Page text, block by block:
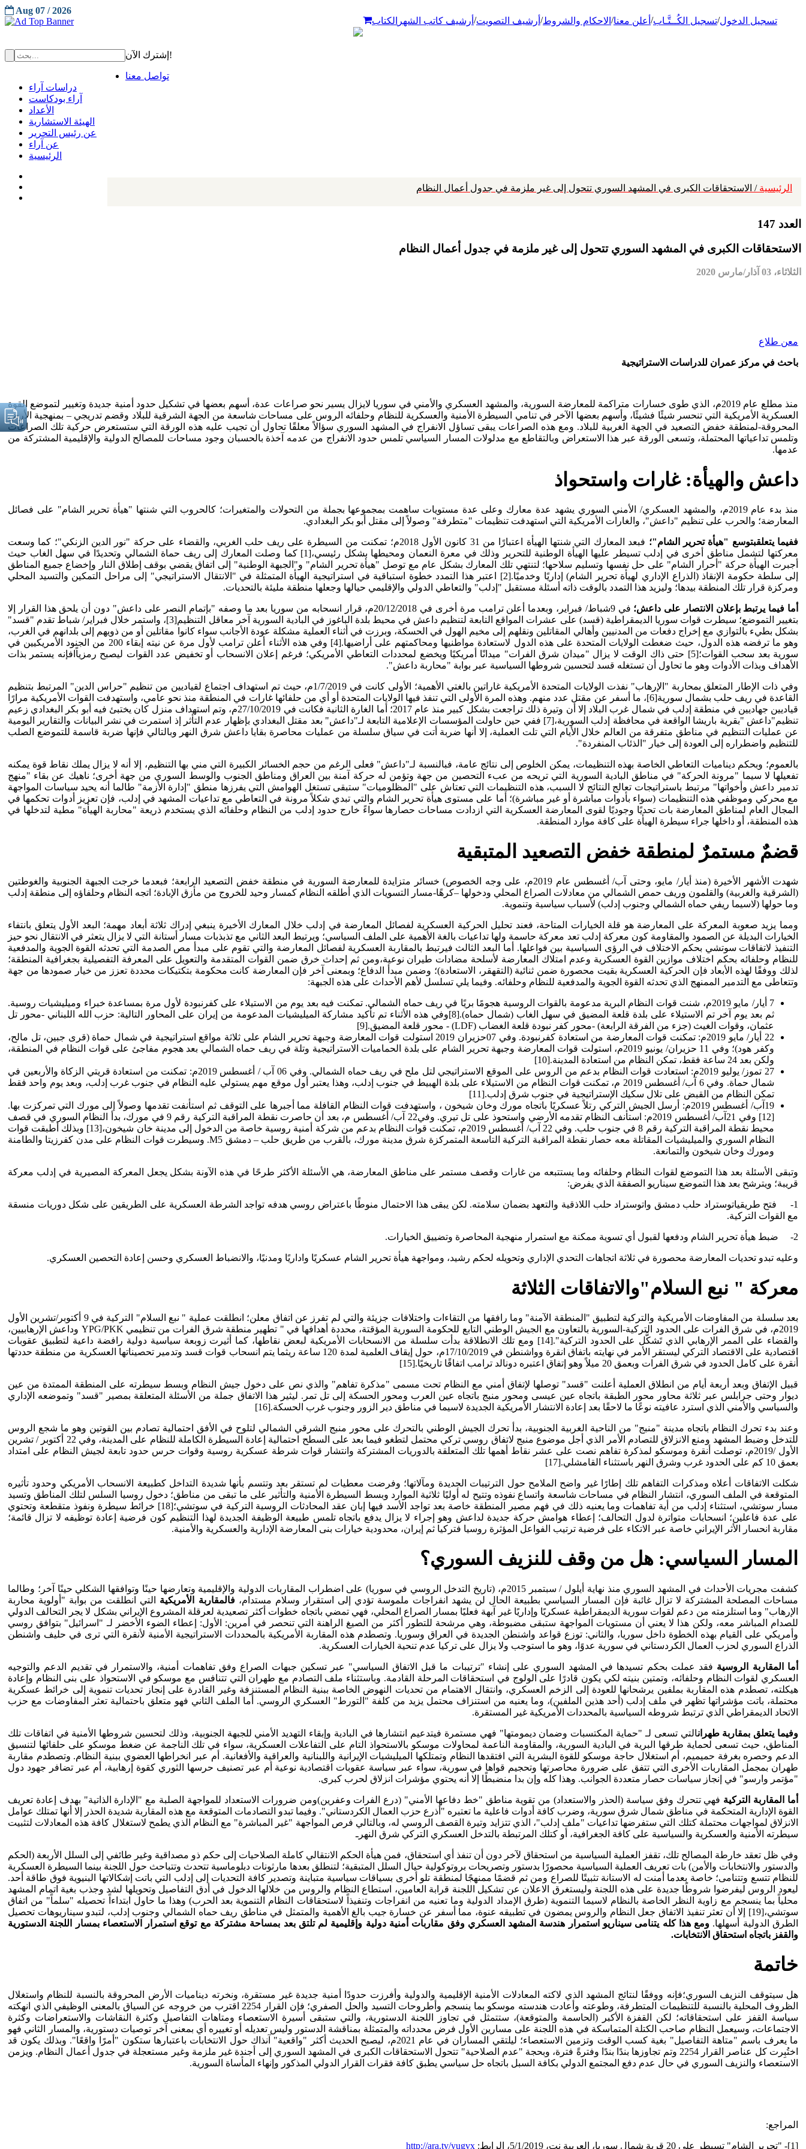
تسجيل الدخول/تسجيل الكُــتَّـاب/ أعلن معنا/ الاحكام والشروط/ أرشيف التصويت/ أرشيف كاتب الشهر الكتاب
Aug 07 / 2026
إشترك الآن!
تواصل معنا
دراسات آراء
آراء بودكاست
الأعداد
الهيئة الاستشارية
عن رئيس التحرير
عن آراء
الرئيسية
الرئيسية / الاستحقاقات الكبرى في المشهد السوري تتحول إلى غير ملزمة في جدول أعمال النظام
العدد 147
الاستحقاقات الكبرى في المشهد السوري تتحول إلى غير ملزمة في جدول أعمال النظام
الثلاثاء، 03 آذار/مارس 2020
معن طلاع
باحث في مركز عمران للدراسات الاستراتيجية
منذ مطلع عام 2019م، الذي طوى خسارات متراكمة للمعارضة السورية، والمشهد العسكري والأمني في سوريا لايزال يسير نحو صراعات عدة، أسهم بعضها في تشكيل حدود أمنية جديدة وتغيير لتموضع القوة
العسكرية الأمريكية التي تنحسر شيئًا فشيئًا، وأسهم بعضها الآخر في تنامي السيطرة الأمنية والعسكرية للنظام وحلفائه الروس على مساحات شاسعة من الجهة الشرقية للبلاد وقضم تدريجي – بمنهجية الأرض
المحروقة-لمنطقة خفض التصعيد في الجهة الغربية للبلاد. ومع هذه الصراعات يبقى تساؤل الانفراج في المشهد السوري سؤالاً معلقًا تحاول أن تجيب عليه هذه الورقة التي ستستعرض حركية تلك الصراعات
وتلمس تداعياتها المحتملة، وتسعى الورقة عبر هذا الاستعراض وبالتقاطع مع مدلولات المسار السياسي تلمس حدود الانفراج من عدمه آخذة بالحسبان وجود مساحات للمصالح الدولية والإقليمية المشتركة من
عدمها.
داعش والهيأة: غارات واستحواذ
منذ بدء عام 2019م، والمشهد العسكري/ الأمني السوري يشهد عدة معارك وعلى عدة مستويات ساهمت بمجموعها بجملة من التحولات والمتغيرات؛ كالحروب التي شنتها "هيأة تحرير الشام" على فصائل
المعارضة؛ والحرب على تنظيم "داعش"، والغارات الأمريكية التي استهدفت تنظيمات "متطرفة" وصولاً إلى مقتل أبو بكر البغدادي.
ففيما يتعلقبتوسع "هيأة تحرير الشام"؛
فبعد المعارك التي شنتها الهيأة اعتبارًا من 31 كانون الأول 2018م؛ تمكنت من السيطرة على ريف حلب الغربي، والقضاء على حركة "نور الدين الزنكي"؛ كما وسعت
معركتها لتشمل مناطق أخرى في إدلب تسيطر عليها الهيأة الوطنية للتحرير وذلك في معرة النعمان ومحيطها بشكل رئيسي،[1] كما وصلت المعارك إلى ريف حماة الشمالي وتحديدًا في سهل الغاب حيث
أجبرت الهيأة حركة "أحرار الشام" على حل نفسها وتسليم سلاحها؛ لتنتهي تلك المعارك بشكل عام مع توصل "هيأة تحرير الشام" و"الجبهة الوطنية" إلى اتفاق يقضي بوقف إطلاق النار وإخضاع جميع المناطق
إلى سلطة حكومة الإنقاذ (الذراع الإداري لهيأة تحرير الشام) إداريًا وخدميًا.[2] اعتبر هذا التمدد خطوة استباقية في استراتيجية الهيأة المتمثلة في "الانتقال الاستراتيجي" إلى مراحل التمكين والتسيد المحلي
ومركزة قرار تلك المنطقة بيدها؛ وليزيد هذا التمدد بالوقت ذاته أسئلة مستقبل "إدلب" والتعاطي الدولي والإقليمي حيالها وجعلها منطقة مليئة بالتحديات.
أما فيما يرتبط بإعلان الانتصار على داعش؛
في 9شباط/ فبراير، وبعدما أعلن ترامب مرة أخرى في 20/12/2018م، قرار انسحابه من سوريا بعد ما وصفه "بإتمام النصر على داعش" دون أن يلحق هذا القرار إلا
بتغيير التموضع؛ سيطرت قوات سوريا الديمقراطية (قسد) على عشرات المواقع التابعة لتنظيم داعش في محيط بلدة الباغوز في البادية السورية آخر معاقل التنظيم[3]، واستمر خلال فبراير/ شباط تقدم "قسد"
بشكل بطيء بالتوازي مع إخراج دفعات من المدنيين وأهالي المقاتلين ونقلهم إلى مخيم الهول في الحسكة، وبرزت في أثناء العملية مشكلة عودة الأجانب سواء كانوا مقاتلين أو من ذويهم إلى بلدانهم في الغرب،
وهو ما ترفضه هذه الدول، حيث ضغطت الولايات المتحدة على هذه الدول لاستعادة مواطنيها ومحاكمتهم على أراضيها.[4] وفي هذه الأثناء أعلن ترامب لأول مرة عن نيته إبقاء 200 من الجنود الأمريكيين في
سورية بعد سحب القوات؛[5] حتى ذاك الوقت لا يزال "ميدان شرق الفرات" ميدانًا أمريكيًا ويخضع لمحددات التعاطي الأمريكي؛ فرغم إعلان الانسحاب أو تخفيض عدد القوات ليصبح رمزياًافإنه يستمر بذات
الأهداف وبذات الأدوات وهو ما تحاول أن تستغله قسد لتحسين شروطها السياسية عبر بوابة "محاربة داعش".
وفي ذات الإطار المتعلق بمحاربة "الإرهاب" نفذت الولايات المتحدة الأمريكية غاراتين بالغتي الأهمية؛ الأولى كانت في 1/7/2019م، حيث تم استهداف اجتماع لقياديين من تنظيم "حراس الدين" المرتبط بتنظيم
القاعدة في ريف حلب بشمال سورية[6]، ما أسفر عن مقتل عدد منهم. وهذه المرة الأولى التي تنفذ فيها الولايات المتحدة أو أي من حلفائها غارات في المنطقة منذ نحو عامي، واستهدفت القوات الأمريكية مرارًا
قياديين جهاديين في منطقة إدلب في شمال غرب البلاد إلا أن وتيرة ذلك تراجعت بشكل كبير منذ عام 2017؛ أما الغارة الثانية فكانت في 27/10/2019م، وتم استهداف منزل كان يختبئ فيه أبو بكر البغدادي زعيم
تنظيم"داعش "بقرية باريشا الواقعة في محافظة إدلب السورية،[7] ففي حين حاولت المؤسسات الإعلامية التابعة لـ"داعش" بعد مقتل البغدادي بإظهار عدم التأثر إذ استمرت في نشر البيانات والتقارير اليومية
عن عمليات التنظيم في مناطق متفرقة من العالم خلال الأيام التي تلت العملية، إلا أنها ضربة أتت في سياق سلسلة من عمليات محاصرة بقايا داعش شرق النهر وبالتالي فإنها ضربة قاسمة للتموضع الصلب
للتنظيم واضطراره إلى العودة إلى خيار "الذئاب المنفردة".
بالعموم؛ وبحكم ديناميات التعاطي الخاصة بهذه التنظيمات، يمكن الخلوص إلى نتائج عامة، فبالنسبة لـ"داعش" فعلى الرغم من حجم الخسائر الكبيرة التي مني بها التنظيم، إلا أنه لا يزال يملك نقاط قوة يمكنه
تفعيلها لا سيما "مرونة الحركة" في مناطق البادية السورية التي تريحه من عبء التحصين من جهة وتؤمن له حركة آمنة بين العراق ومناطق الجنوب والوسط السوري من جهة أخرى؛ ناهيك عن بقاء "منهج
تدمير داعش وأخواتها" مرتبط باستراتيجات تعالج النتائج لا السبب، هذه التنظيمات التي تعتاش على "المظلوميات" ستبقى تستغل الهوامش التي يفرزها منطق "إدارة الأزمة" طالما أنه يحيد سياسات المواجهة
مع محركي وموظفي هذه التنظيمات (سواء بأدوات مباشرة أو غير مباشرة)؛ أما على مستوى هيأة تحرير الشام والتي تبدي شكلاً مرونة في التعاطي مع تداعيات المشهد في إدلب، فإن تعزيز أدوات تحكمها في
المجال العام لمناطق المعارضة بات تحديًا وجوديًا لقوى المعارضة العسكرية التي ازدادت مساحات حصارها سواءً خارج حدود إدلب من النظام وحلفائه الذي يستخدم ذريعة "محاربة الهيأة" مطية لتدخلها في
هذه المنطقة، أو داخلها جراء سيطرة الهيأة على كافة موارد المنطقة.
قضمٌ مستمرٌ لمنطقة خفض التصعيد المتبقية
شهدت الأشهر الأخيرة (منذ أيار/ مايو، وحتى آب/ أغسطس عام 2019م، على وجه الخصوص) خسائر متزايدة للمعارضة السورية في منطقة خفض التصعيد الرابعة؛ فبعدما خرجت الجبهة الجنوبية والغوطتين
(الشرقية والغربية) والقلمون وريف حمص الشمالي من معادلات الصراع المحلي ودخولها –كرهًا-مسار التسويات الذي أطلقه النظام كمسار وحيد للخروج من مأزق الإبادة؛ اتجه النظام وحلفاؤه إلى منطقة إدلب
وما حولها (لاسيما ريفي حماه الشمالي وجنوب إدلب) لأسباب سياسية وتنموية.
ومما يزيد صعوبة المعركة على المعارضة هو قلة الخيارات المتاحة، فعند تحليل الحركية العسكرية لفصائل المعارضة في إدلب خلال المعارك الأخيرة ينبغي إدراك ثلاثة أبعاد مهمة؛ البعد الأول يتعلق بانتفاء
الخيارات البديلة عن الصمود والمقاومة كون معركة إدلب تعد معركة حاسمة ولها تداعيات بالغة الأهمية على الملف السياسي؛ ويرتبط البعد الثاني مع تذبذبات مسار أستانة التي لا يزال يتعثر في الانتقال نحو حيز
التنفيذ لاتفاقات سوتشي بحكم الاختلاف في الرؤى السياسية بين فواعلها. أما البعد الثالث فيرتبط بالمقاربة العسكرية لفصائل المعارضة والتي تقوم على مبدأ مص الصدمة التي تحدثه القوة الجوية والمدفعية
للنظام وحلفائه بحكم اختلاف موازين القوة العسكرية وعدم امتلاك المعارضة لأسلحة مضادات طيران نوعية،ومن ثم إحداث خرق ضمن القوات المتقدمة والتعويل على المعرفة التفصيلية بجغرافية المنطقة؛
لذلك ووفقًا لهذه الأبعاد فإن الحركية العسكرية بقيت محصورة ضمن ثنائية (التقهقر، الاستعادة)؛ وضمن مبدأ الدفاع؛ وبمعنى آخر فإن المعارضة كانت محكومة بتكتيكات محددة تعزز من خيار صمودها من جهة
وتتعاطى مع التدمير الممنهج الذي تحدثه القوة الجوية والمدفعية للنظام وحلفائه. وفيما يلي تسلسل لأهم الأحداث على هذه الجبهة:
7 أيار/ مايو 2019م، شنت قوات النظام البرية مدعومة بالقوات الروسية هجومًا بريًا في ريف حماه الشمالي. تمكنت فيه بعد يوم من الاستيلاء على كفرنبودة لأول مرة بمساعدة خبراء وميليشيات روسية.
ثم بعد يوم آخر تم الاستيلاء على بلدة قلعة المضيق في سهل الغاب (شمال حماه).[8]وفي هذه الأثناء تم تأكيد مشاركة الميليشيات المدعومة من إيران على المحاور التالية: حزب الله اللبناني -محور تل
عثمان، وقوات الغيث (جزء من الفرقة الرابعة) -محور كفر نبودة قلعة الغضاب (LDF) - محور قلعة المضيق.[9]
22 أيار/ مايو 2019م: تمكنت قوات المعارضة من استعادة كفرنبودة. وفي 07حزيران 2019 استولت قوات المعارضة وجبهة تحرير الشام على ثلاثة مواقع استراتيجية في شمال حماة (قرى جبين، تل مالح،
وكفر هود)؛ وفي 11 حزيران/ يونيو 2019م، استولت قوات المعارضة وجبهة تحرير الشام على بلدة الحماميات الاستراتيجية وتلة في ريف حماه الشمالي بعد هجوم مفاجئ على قوات النظام في المنطقة،
ولكن بعد 24 ساعة فقط، تمكن النظام من استعادة المدينة.[10]
27 تموز/ يوليو 2019م: استعادت قوات النظام بدعم من الروس على الموقع الاستراتيجي لتل ملح في ريف حماه الشمالي. وفي 06 آب / أغسطس 2019م: تمكنت من استعادة قريتي الزكاة والأربعين في
شمال حماة. وفي 6 آب/ أغسطس 2019 م، تمكنت قوات النظام من الاستيلاء على بلدة الهبيط في جنوب إدلب، وهذا يعتبر أول موقع مهم يستولي عليه النظام في جنوب غرب إدلب، وبعد يوم واحد فقط
تمكن النظام من القبض على تلال سكيك الإستراتيجية في جنوب شرق إدلب.[11]
19آب/ أغسطس 2019م: أرسل الجيش التركي رتلاً عسكريًا باتجاه مورك وخان شيخون ، واستهدفت قوات النظام القافلة مما أجبرها على التوقف ثم استأنفت تقدمها وصولاً إلى مورك التي تمركزت بها.
[12] وفي 21آب/ أغسطس 2019م: استأنف النظام تقدمه الأرضي واستحوذ على تل تيري. وفي22 آب/ أغسطس م، بعد أن حاصرت نقطة المراقبة التركية رقم 9 في مورك، بدأ النظام السوري في قصف
محيط نقطة المراقبة التركية رقم 8 في جنوب حلب. وفي 22 آب/ أغسطس 2019م، تمكنت قوات النظام بدعم من شركة أمنية روسية خاصة من الدخول إلى مدينة خان شيخون،[13] وبذلك أطبقت قوات
النظام السوري والميليشيات المقاتلة معه حصار نقطة المراقبة التركية التاسعة المتمركزة شرق مدينة مورك، بالقرب من طريق حلب – دمشق M5. وسيطرت قوات النظام على مدن كفرزيتا والطامنة
ومورك وخان شيخون والتمانعة.
وتبقى الأسئلة بعد هذا التموضع لقوات النظام وحلفائه وما يستتبعه من غارات وقصف مستمر على مناطق المعارضة، هي الأسئلة الأكثر طرحًا في هذه الآونة بشكل يجعل المعركة المصيرية في إدلب معركة
قريبة؛ ويترشح بعد هذا التموضع سيناريو الصفقة الذي يفرض:
1- فتح طريقياتوستراد حلب دمشق واتوستراد حلب اللاذقية والتعهد بضمان سلامته. لكن يبقى هذا الاحتمال منوطًا باعتراض روسي هدفه تواجد الشرطة العسكرية على الطريقين على شكل دوريات منسقة
مع القوات التركية.
2- ضبط هيأة تحرير الشام ودفعها لقبول أي تسوية ممكنة مع استمرار منهجية المحاصرة وتضييق الخيارات.
وعليه تبدو تحديات المعارضة محصورة في ثلاثة اتجاهات التحدي الإداري وتحويله لحكم رشيد، ومواجهة هيأة تحرير الشام عسكريًا واداريًا ومدنيًا، والانضباط العسكري وحسن إعادة التحصين العسكري.
معركة " نبع السلام"والاتفاقات الثلاثة
بعد سلسلة من المفاوضات الأمريكية والتركية لتطبيق "المنطقة الآمنة" وما رافقها من التقاءات واختلافات جزيئة والتي لم تفرز عن اتفاق معلن؛ انطلقت عملية " نبع السلام" التركية في 9 أكتوبر/تشرين الأول
2019م، في شرق الفرات على الحدود التركية-السورية بالتعاون مع الجيش الوطني التابع للحكومة السورية المؤقتة، محددة أهدافها في " تطهير منطقة شرق الفرات من تنظيمي YPG/PKK وداعش الإرهابيين،
والقضاء على الممر الإرهابي الذي تَشكَّل على الحدود التركية".[14] ومع تلك الانطلاقة بدأت سلسلة من الانسحابات الأمريكية لبعض نقاطها، كما أثيرت زوبعة سياسية دولية رافضة داعية لتطبيق عقوبات
اقتصادية على الاقتصاد التركي ليستقر الأمر في نهايته باتفاق انقرة وواشنطن في 17/10/2019م، حول إيقاف العلمية لمدة 120 ساعة ريثما يتم انسحاب قوات قسد وتدمير تحصيناتها العسكرية من منطقة حددتها
أنقرة على كامل الحدود في شرق الفرات وبعمق 20 ميلاً وهو إتفاق اعتبره دونالد ترامب اتفاقًا تاريخيًا.[15]
قبيل الإتفاق وبعد أربعة أيام من انطلاق العملية أعلنت "قسد" توصلها لإتفاق أمني مع النظام تحت مسمى "مذكرة تفاهم" والذي نص على دخول جيش النظام وبسط سيطرته على المنطقة الممتدة من عين
ديوار وحتى جرابلس عبر ثلاثة محاور محور الطبقة باتجاه عين عيسى ومحور منبج باتجاه عين العرب ومحور الحسكة إلى تل تمر. ليثير هذا الاتفاق جملة من الأسئلة المتعلقة بمصير "قسد" وتموضعه الإداري
والسياسي والأمني الذي استرد عافيته نوعًا ما لاحقًا بعد إعادة الانتشار الأمريكية الجديدة لاسيما في مناطق دير الزور وجنوب غرب الحسكة.[16]
وعند بدء تحرك النظام باتجاه مدينة "منبج" من الناحية الغربية الجنوبية، بدأ تحرك الجيش الوطني بالتحرك على محور منبج الشرقي الشمالي لتلوح في الأفق احتمالية تصادم بين القوتين وهو ما شجع الروس
للتدخل وضبط المشهد ومنع الانزلاق للتصادم الأمر الذي أجل موضوع منبج لاتفاق روسي تركي محتمل لتطغو فيما بعد على السطح احتمالية إعادة السيطرة الكاملة للنظام على المدينة، وفي 22 أكتوبر / تشرين
الأول /2019م، توصلت أنقرة وموسكو لمذكرة تفاهم نصت على عشر نقاط أهمها تلك المتعلقة بالدوريات المشتركة وانتشار قوات شرطة عسكرية روسية وقوات حرس حدود تابعة لجيش النظام على امتداد
بعمق 10 كم على الحدود غرب وشرق النهر باستثناء القامشلي.[17]
شكلت الاتفاقات أعلاه ومذكرات التفاهم تلك إطارًا غير واضح الملامح حول الترتيبات الجديدة ومآلاتها؛ وفرضت معطيات لم تستقر بعد وتتسم بأنها شديدة التداخل كطبيعة الانسحاب الأمريكي وحدود تأثيره
المتوقعة في الملف السوري، انتشار النظام في مساحات شاسعة واتساع نفوذه وتتيح له أوليًا ثلاثية الموارد وبسط السيطرة الأمنية والتأثير على ما تبقى من مناطق؛ دخول روسيا السلس لتلك المناطق وتسيد
مسار سوتشي، استثناء إدلب من أية تفاهمات وما يعنيه ذلك في فهم مصير المنطقة خاصة بعد تواجد الأسد فيها إبان عقد المحادثات الروسية التركية في سوتشي؛[18] خرائط سيطرة ونفوذ متقطعة وتحتوي
على عدة فاعلين؛ انسحابات متواترة لدول التحالف؛ إعطاء هوامش حركة جديدة لداعش وهو إجراء لا يزال يدفع باتجاه تلمس طبيعة الوظيفة الجديدة لهذا التنظيم كون فرضية إعادة توظيفه لا تزال قائمة؛
مقاربة انحسار الأثر الإيراني خاصة عبر الاتكاء على فرضية ترتيب الفواعل المؤثرة روسيا فتركيا ثم إيران، محدودية خيارات بنى المعارضة الإدارية والعسكرية والأمنية.
المسار السياسي: هل من وقف للنزيف السوري؟
كشفت مجريات الأحداث في المشهد السوري منذ نهاية أيلول / سبتمبر 2015م، (تاريخ التدخل الروسي في سوريا) على اضطراب المقاربات الدولية والإقليمية وتعارضها حينًا وتوافقها الشكلي حينًا آخر؛ وطالما
مساحات المصلحة المشتركة لا تزال غائبة فإن المسار السياسي بطبيعة الحال لن يشهد انفراجات ملموسة تؤدي إلى استقرار وسلام مستدام،فالمقاربة الأمريكية
التي انطلقت من بوابة "أولوية محاربة
الإرهاب" وما استلزمته من دعم لقوات سورية الديمقراطية عسكريًا وإداريًا غير آبهة فعليًا بمسار الصراع المحلي، فهي تمضي باتجاه خطوات أكثر تصعيدية لعرقلة المشروع الإيراني بشكل لا يجر التحالف الدولي
للصدام المباشر معه، ولكن هذا لا يعني أن مستويات المواجهة ستبقى مضبوطة، وهي مرشحة للتطور أكثر من الصيغ الراهنة التي تنحصر في أمرين: الأول: إعطاء الضوء الأخضر لـ "اسرائيل" بتوافق روسي
وأمريكي على القيام بهذه الخطوة داخل سوريا، والثاني: توزع قواعد واشنطن الجديدة في العراق وسوريا. وتصطدم هذه المقاربة الأمريكية بالمحددات الاستراتيجية الأمنية لأنقرة التي ترى في حليف واشنطن
الذراع السوري لحزب العمال الكردستاني في سورية عدوًا، وهو ما استوجب ولا يزال على تركيا عدم تنحية الخيارات العسكرية.
أما المقاربة الروسية فقد عملت بحكم تسيدها في المشهد السوري على إنشاء "ترتيبات ما قبل الاتفاق السياسي" عبر تسكين جبهات الصراع وفق تفاهمات أمنية، والاستمرار في تقديم الدعم والتوجيه
العسكري لقوات النظام وحلفائه، وتمتين بنيته لكي يكون قادرًا على الولوج في استحقاقات المرحلة القادمة. وباستثناء ملف التصادم مع طهران التي تتنافس مع موسكو في الاستحواذ على بنى النظام وإعادة
هيكلته، تصطدم هذه المقاربة بملفين يرشحانها للعودة إلى الزخم العسكري، وانتقال الاهتمام من تحديات النهوض الخاصة ببنية النظام المستنزفة وغير القادرة على إنجاز تحديات تنموية إلى خرائط عسكرية
محتملة، باتت مؤشراتها تظهر في ملف إدلب (أحد هذين الملفين)، وما يعنيه من استنزاف محتمل يزيد من كلفة "التورط" العسكري الروسي. أما الملف الثاني فهو متعلق باحتمالية تعثر المفاوضات مع حزب
الاتحاد الديمقراطي الذي ترتبط شروطه السياسية بالمحددات الأمريكية غير المستقرة.
وفيما يتعلق بمقاربة طهرانالتي تسعى لـ "حماية المكتسبات وضمان ديمومتها" فهي مستمرة فيتدعيم انتشارها في البادية وإبقاء التهديد الأمني للجبهة الجنوبية، وذلك لتحسين شروطها الأمنية في اتفاقات تلك
المناطق، حيث تسعى لحماية طرقها البرية في البادية السورية، والمقاومة الناعمة لمحاولات موسكو بالاستحواذ التام على التفاعلات العسكرية، سواء في تلك الناجمة عن ضغط موسكو على حلفائها لتنسيق
الدعم وحصره بغرفة حميميم، أم استغلال حاجة موسكو للقوة البشرية التي افتقدها النظام وتمتلكها الميليشيات الإيرانية واللبنانية والعراقية والأفغانية. أم عبر انخراطها العضوي ببنية النظام. وتصطدم مقاربة
طهران بمجمل المقاربات الأخرى التي تتفق على ضرورة محاصرتها وتحجيم قواها في سورية، سواء عبر سياسة عقوبات اقتصادية نوعية أم عبر تصنيف حرسها الثوري كقوة إرهابية، أم عبر تضافر جهود دول
"مؤتمر وارسو" في إنجاز سياسات حصار متعددة الجوانب. وهذا كله وإن بدا منضبطًا إلا أنه يحتوي مؤشرات انزلاق لحرب كبرى.
أما المقاربة التركية فهي تتحرك وفق سياسة (الحذر والاستعداد) من تقوية مناطق "خط دفاعها الأمني" (درع الفرات وعفرين)ومن ضرورات الاستعداد للمواجهة الصلبة مع "الإدارة الذاتية" بهدف إعادة تعريف
القوة الإدارية المتحكمة في مناطق شمال شرق سورية، وضرب كافة أدوات فاعلية ما تعتبره "أذرع حزب العمال الكردستاني". وفيما تبدو التصادمات المتوقعة مع هذه المقاربة شديدة الحذر إلا أنها تمتلك عوامل
الانزلاق لمواجهات محتملة كتلك التي ستفرضها تداعيات "ملف إدلب"، الذي تتزايد وتيرة القصف الروسي له، وبالتالي فرص المواجهة "غير المباشرة" مع النظام الذي يطمح لاستغلال كافة هذه المعادلات لتثبيت
سيطرته الأمنية والعسكرية والسياسية على كافة الجغرافية، أو كتلك المرتبطة بالتدخل العسكري التركي شرق النهرـ
وفي ظل تعقد خارطة المصالح تلك، تقفز العملية السياسية من استحقاق لآخر دون أن تنفذ أي استحقاق، فمن هيأة الحكم الانتقالي كاملة الصلاحيات إلى حكم ذو مصداقية وغير طائفي إلى السلل الأربعة (الحكم
والدستور والانتخابات والأمن) بات تعريف العملية السياسية محصورًا بدستور وتصريحات بروتوكولية حيال السلل المتبقية؛ لتنطلق بعدها مارثونات دبلوماسية تتحدث وتتباحث حول اللجنة بينما السيطرة العسكرية
للنظام تتسع وتتنامى؛ خاصة بعدما أمنت له الاستانة تثبيتًا للصراع ومن ثم قضمًا ممنهجًا لمنطقة تلو أخرى بسياقات سياسية متباينة وتصدير كافة التحديات إلى إدلب التي باتت إشكالاتها البنيوية فوق طاقة أحد.
ليعود الروس ليفرضوا شروطًا جديدة على هذه اللجنة وليستغرق الاعلان عن تشكيل اللجنة قرابة العامين، استطاع النظام والروس من خلالها الدخول في أدق التفاصيل وتحويلها لشد وجذب بغية اتمام المشهد
محلياً بما ينسجم مع زاوية النظر الخاصة بالنظام لاسيما التنموية (طرق الإمداد الدولية وما تعنيه من انفراجات وتنفيذاً لاستحقاقات النظام التنموية بعد الحرب) وهذا ما حاول ابتداءاً تحصيله "سلماً" من اتفاق
سوتشي،[19] إلا أن تعثر تنفيذ الاتفاق جعل النظام والروس يمضون في تطبيقه عنوة، مما أسفر عن خسارة جيب بالغ الأهمية والمتمثل في مناطق ريف حماه الشمالي وجنوب إدلب، لتبدو سيناريوهات تحصيل
الطرق الدولية أسهلها. ومع هذا كله يتنامى سيناريو استمرار هندسة المشهد العسكري وفق مقاربات أمنية دولية وإقليمية لم تلتق بعد بمساحة مشتركة مع توقع استمرار الاستعصاء بمسار اللجنة الدستورية
والقفز باتجاه استحقاق الانتخابات.
خاتمة
هل سيتوقف النزيف السوري؛فإنه ووفقًا لنتائج المشهد الذي لاكته المعادلات الأمنية الإقليمية والدولية وأفرزت حدودًا أمنية جديدة غير مستقرة، ونخرته ديناميات الأرض المحروقة بالنسبة للنظام واستغلال
الظروف المحلية بالنسبة للتنظيمات المتطرفة، وطوعته وأعادت هندسته موسكو بما ينسجم وأطروحات التسيد والحل الصفري؛ فإن القرار 2254 اقترب من خروجه عن السياق بالمعنى الوظيفي الذي انهكته
سياسة القفز على استحقاقاته؛ لكن القفزة الأكبر (الحاسمة والمتوقعة)، ستتمثل في تجاوز اللجنة الدستورية، والتي ستبقى أسيرة الاستعصاء ومتاهات التفاصيل وكثرة النقاشات والاستعراضات وكثرة
الاجتماعات، وسيعمل النظام صاحب الكتلة المتماسكة في هذه اللجنة على مسارين الأول فرض محدداته والمتمثلة بمناقشة الدستور وليس تعديله أو تغييره أي بمعنى آخر توصيات دستورية، والمسار الثاني فهو
ما يعرف باسم "متاهة التفاصيل" بغية كسب الوقت وتزمين الاستعصاء؛ ليلتقي المساران في عام 2021م، ليصبح الحديث أكثر "واقعية" آنذاك حول الانتخابات باعتبارها ستكون "أمرًا واقعًا". وبذلك يكون قد
اختُبِرت كل عناصر القرار 2254 وتم تجاوزها بندًا بندًا وفترةً فترة، وبحجة "عدم الصلاحية" تتحول الاستحقاقات الكبرى في المشهد السوري إلى أجندة غير ملزمة وغير مستعجلة في جدول أعمال النظام. ويزمن
الاستعصاء والنزيف السوري في حال عدم دفع المجتمع الدولي بكافة السبل باتجاه حل سياسي يطبق كافة فقرات القرار الدولي المذكور وإنهاء المأساة السورية.
المراجع:
[1]- "تحرير الشام" تسيطر على 20 قرية شمال سوريا، العربية نت، 5/1/2019، الرابط: http://ara.tv/yugvx